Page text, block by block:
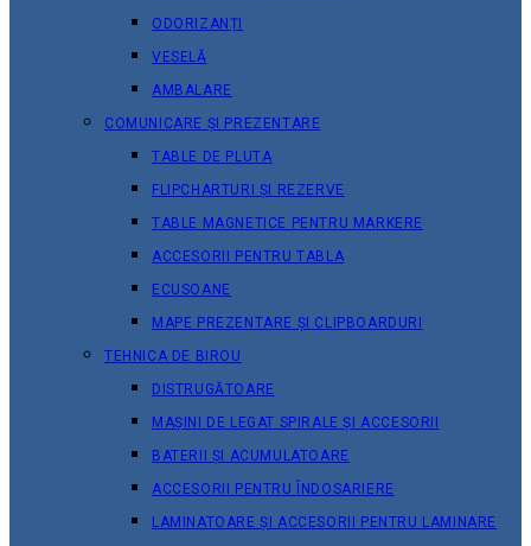
ODORIZANȚI
VESELĂ
AMBALARE
COMUNICARE ȘI PREZENTARE
TABLE DE PLUTA
FLIPCHARTURI ȘI REZERVE
TABLE MAGNETICE PENTRU MARKERE
ACCESORII PENTRU TABLA
ECUSOANE
MAPE PREZENTARE ȘI CLIPBOARDURI
TEHNICA DE BIROU
DISTRUGĂTOARE
MAȘINI DE LEGAT SPIRALE ȘI ACCESORII
BATERII ȘI ACUMULATOARE
ACCESORII PENTRU ÎNDOSARIERE
LAMINATOARE ȘI ACCESORII PENTRU LAMINARE